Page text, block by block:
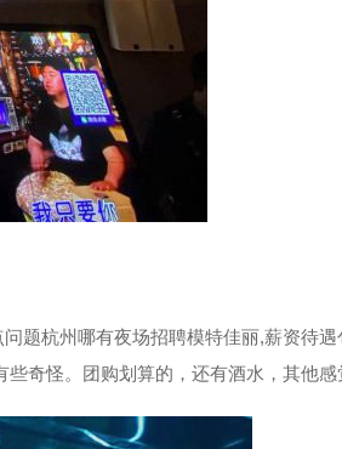
题杭州哪有夜场招聘模特佳丽,薪资待遇
奇怪。团购划算的，还有酒水，其他感